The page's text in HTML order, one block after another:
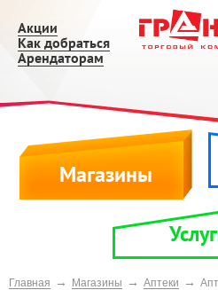
Акции
Как добраться
Арендаторам
Магазины
Главная → Магазины → Аптеки →